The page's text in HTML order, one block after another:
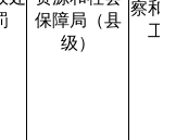
保障局（县
级）
察和
工